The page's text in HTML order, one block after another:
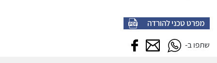
מפרט טכני להורדה
שתפו ב- שתפו בווטסאפשתפו במייל
שתפו בפייסבוק